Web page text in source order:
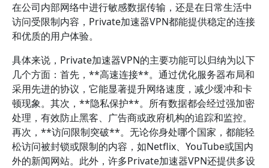
在公司内部网络中进行敏感数据传输，还是在日常生活中
访问受限制内容，Private加速器VPN都能提供稳定的连接
和优质的用户体验。
具体来说，Private加速器VPN的主要功能可以归纳为以下
几个方面：首先，**高速连接**。通过优化服务器布局和
采用先进的协议，它能显著提升网络速度，减少缓冲和卡
顿现象。其次，**隐私保护**。所有数据都会经过强加密
处理，有效防止黑客、广告商或政府机构的追踪和监控。
再次，**访问限制突破**。无论你身处哪个国家，都能轻
松访问被封锁或限制的内容，如Netflix、YouTube或国内
外的新闻网站。此外，许多Private加速器VPN还提供多设